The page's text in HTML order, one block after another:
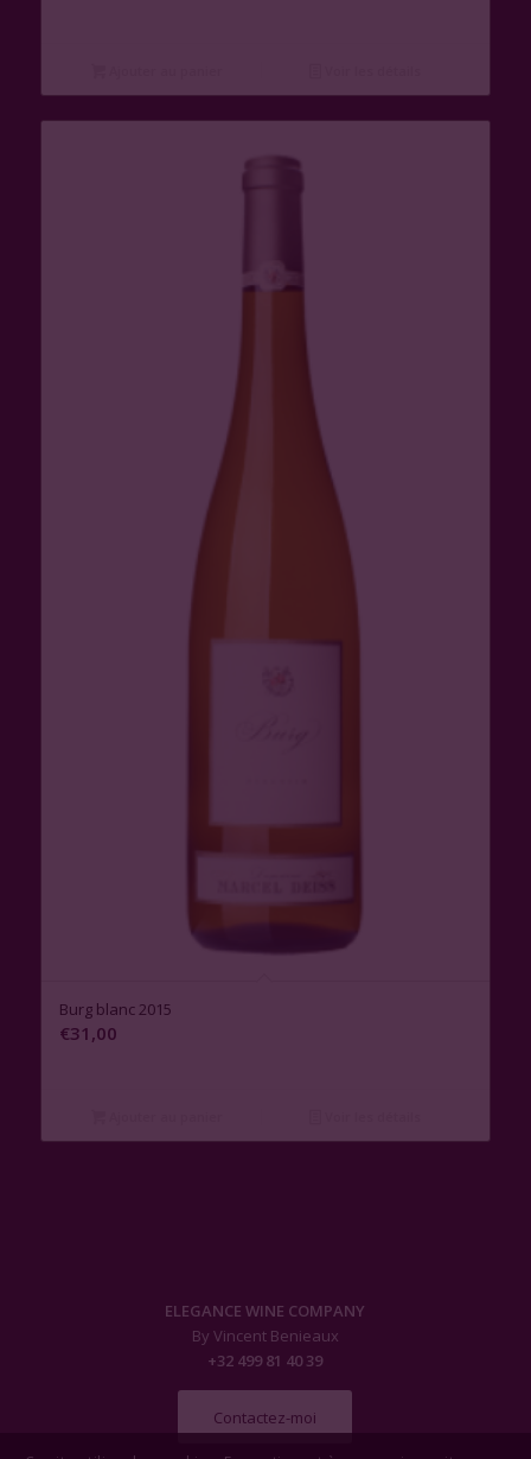
Burg blanc 2015
€31,00
ELEGANCE WINE COMPANY
By Vincent Benieaux
+32 499 81 40 39
Contactez-moi